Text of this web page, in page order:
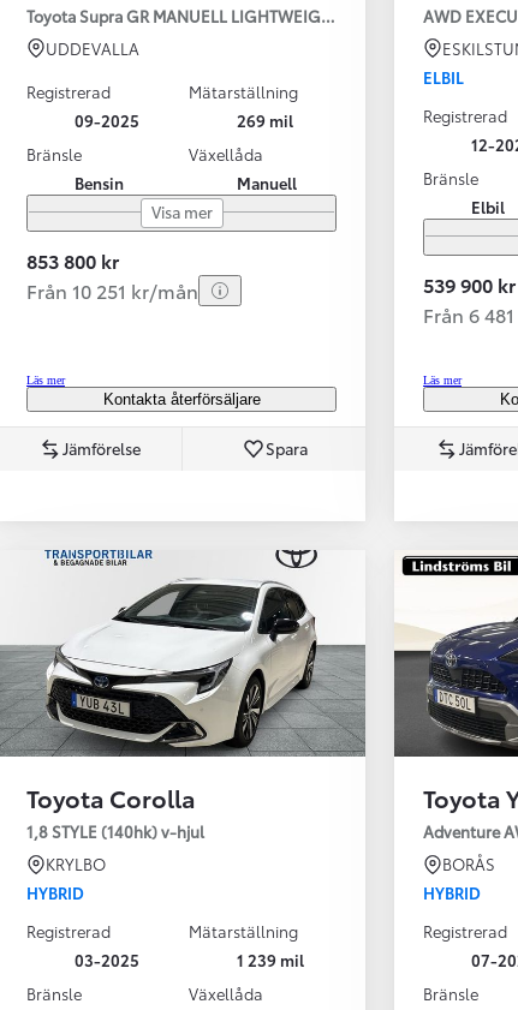
Från 324 900
Från 3 194 kr/
Toyota C-HR
HYBRID &
Från 350 900
Från 3 450
Easy Billån
Nya GR GT
The soul lives
Toyota Supra GR MANUELL LIGHTWEIGHT EVO / OMG LEV!
UDDEVALLA
Registrerad
09-2025
Mätarställning
269 mil
Bränsle
Bensin
Växellåda
Manuell
Visa mer
853 800 kr
Från 10 251 kr/mån
Läs mer
Kontakta återförsäljare
Jämförelse Spara
ELBIL
Registrerad
12-
Bränsle
Elbil
539 900 kr
Från 6
Läs mer
Toyota Corolla
1,8 STYLE (140hk) v-hjul
KRYLBO
HYBRID
Registrerad
03-2025
Mätarställning
1 239 mil
Bränsle
Växellåda
Toyota
Adventure
BORÅS
HYBRID
Registrerad
07-
Bränsle